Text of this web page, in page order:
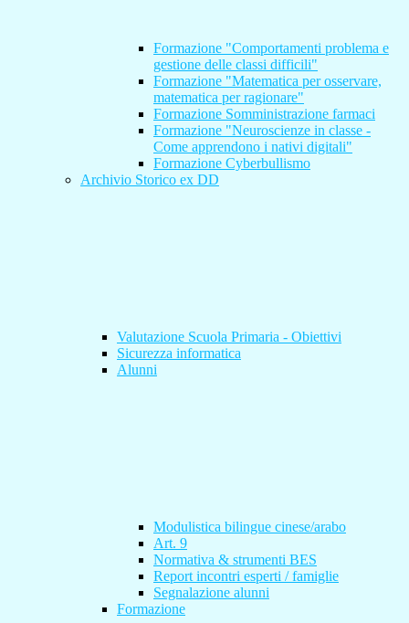
Formazione "Comportamenti problema e
gestione delle classi difficili"
Formazione "Matematica per osservare,
matematica per ragionare"
Formazione Somministrazione farmaci
Formazione "Neuroscienze in classe -
Come apprendono i nativi digitali"
Formazione Cyberbullismo
Archivio Storico ex DD
Valutazione Scuola Primaria - Obiettivi
Sicurezza informatica
Alunni
Modulistica bilingue cinese/arabo
Art. 9
Normativa & strumenti BES
Report incontri esperti / famiglie
Segnalazione alunni
Formazione